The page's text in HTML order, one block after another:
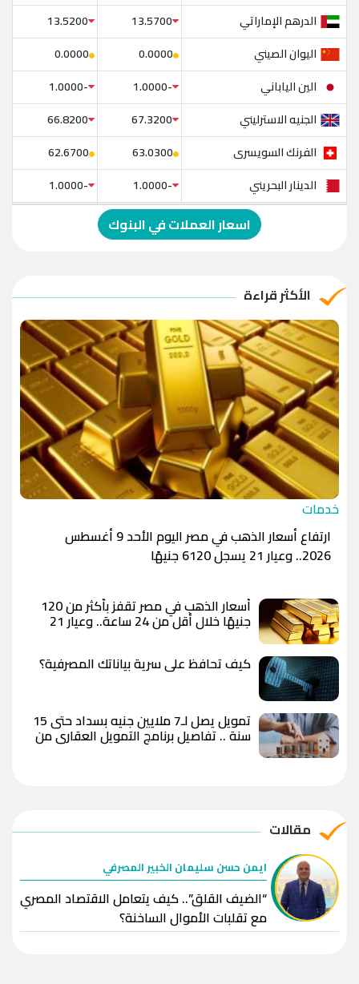
الدرهم الإماراتي 13.5700
13.5200
اليوان الصيني
0.0000
0.0000
الين الياباني
-1.0000
-1.0000
الجنيه الاسترليني
67.3200
66.8200
الفرنك السويسرى
63.0300
62.6700
الدينار البحريني
-1.0000
-1.0000
الدولار الإسترالي
-1.0000
الريال القطري
الدينار الأردني
-1.0000
-1.0000
اسعار العملات في البنوك
الأكثر قراءة
خدمات
ارتفاع أسعار الذهب في مصر اليوم الأحد 9 أغسطس
2026.. وعيار 21 يسجل 6120 جنيهًا
أسعار الذهب في مصر تقفز بأكثر من 120
جنيهًا خلال أقل من 24 ساعة.. وعيار 21
يسجل 6100 جنيه وسط توقعات بوصول
كيف تحافظ على سرية بياناتك المصرفية؟
تمويل يصل لـ7 ملايين جنيه بسداد حتى 15
سنة .. تفاصيل برنامج التمويل العقاري من
مقالات
ايمن حسن سليمان الخبير المصرفي
“الضيف القلق”.. كيف يتعامل الاقتصاد المصري
مع تقلبات الأموال الساخنة؟